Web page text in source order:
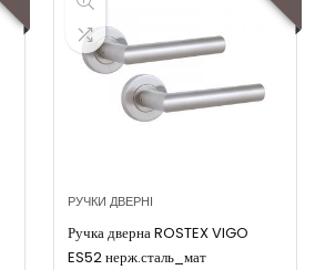
РУЧКИ ДВЕРНІ
Ручка дверна ROSTEX VIGO
ES52 нерж.сталь_мат